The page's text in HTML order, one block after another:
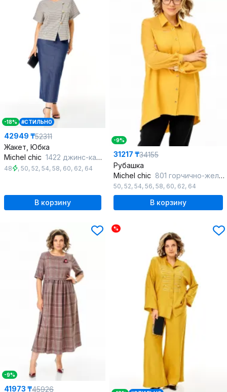
-18% #СТИЛЬНО
42949 ₸52311
Жакет, Юбка
Michel chic 1422 джинс-капучино
48 , 50, 52, 54, 58, 60, 62, 64
В корзину
-9%
31217 ₸34155
Рубашка
Michel chic 801 горчично-желтый
50, 52, 54, 56, 58, 60, 62, 64
В корзину
-9%
41973 ₸45926
%